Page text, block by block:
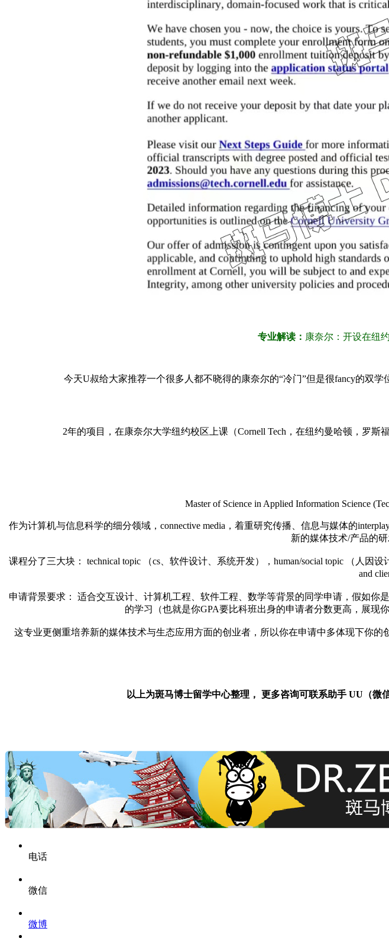
专业解读： 康奈尔：开设在纽
今天U叔给大家推荐一个很多人都不晓得的康奈尔的“冷门”但是很fancy的双学位
2年的项目，在康奈尔大学纽约校区上课（Cornell Tech，在纽约曼哈顿，罗斯
Master of Science in Applied Information Science
作为计算机与信息科学的细分领域，connective media，着重研究传播、信息与媒体的
新的媒体技术/产品的
课程分了三大块： technical topic （cs、软件设计、系统开发），human/social topic （人因
and
申请背景要求： 适合交互设计、计算机工程、软件工程、数学等背景的同学申请，假如你
的学习（也就是你GPA要比科班出身的申请者分数更高，展现
这专业更侧重培养新的媒体技术与生态应用方面的创业者，所以你在申请中多体现下你的
以上为斑马博士留学中心整理， 更多咨询可联系助手 UU（微
电话
微信
微博